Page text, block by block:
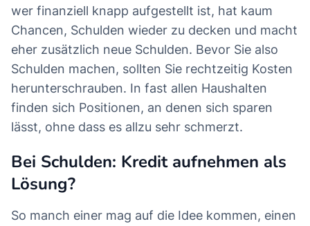
wer finanziell knapp aufgestellt ist, hat kaum
Chancen, Schulden wieder zu decken und macht
eher zusätzlich neue Schulden. Bevor Sie also
Schulden machen, sollten Sie rechtzeitig Kosten
herunterschrauben. In fast allen Haushalten
finden sich Positionen, an denen sich sparen
lässt, ohne dass es allzu sehr schmerzt.
Bei Schulden: Kredit aufnehmen als
Lösung?
So manch einer mag auf die Idee kommen, einen